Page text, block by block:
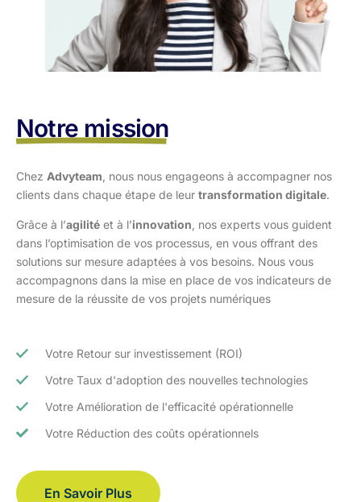
Notre mission
Chez Advyteam , nous nous engageons à accompagner nos
clients dans chaque étape de leur transformation digitale.
Grâce à l’agilité et à l’innovation , nos experts vous guident
dans l’optimisation de vos processus, en vous offrant des
solutions sur mesure adaptées à vos besoins. Nous vous
accompagnons dans la mise en place de vos indicateurs de
mesure de la réussite de vos projets numériques
Votre Retour sur investissement (ROI)
Votre Taux d'adoption des nouvelles technologies
Votre Amélioration de l'efficacité opérationnelle
Votre Réduction des coûts opérationnels
En Savoir Plus